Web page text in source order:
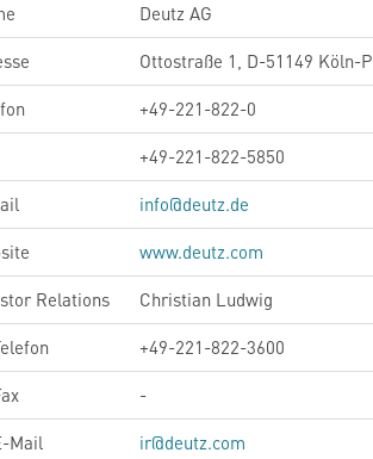
Deutz AG
Ottostraße 1, D-51149 Köln-
+49-221-822-0
+49-221-822-5850
info@deutz.de
www.deutz.com
Relations
Christian Ludwig
+49-221-822-3600
-
Mail
ir@deutz.com